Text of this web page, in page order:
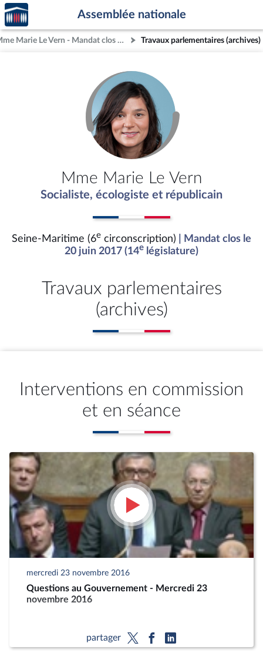
Aller au contenu
Aller en bas de la page
Accèder
à la
page
d'accueil
Assemblée nationale
Mme Marie Le Vern - Mandat clos - Seine-Maritime (6e circonscription) Travaux parlementaires (archives)
Mme Marie Le Vern
Socialiste, écologiste et républicain
Seine-Maritime (6e circonscription)
| Mandat clos le
20 juin 2017 (14e législature)
Travaux parlementaires
(archives)
Interventions en commission
et en séance
mercredi 23 novembre 2016
Questions au Gouvernement - Mercredi 23
novembre 2016
partager